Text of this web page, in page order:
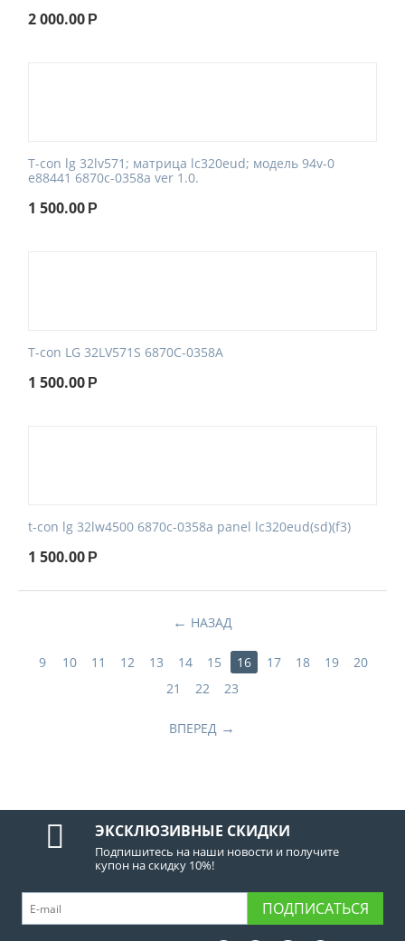
2 000.00 Р
T-con lg 32lv571; матрица lc320eud; модель 94v-0
e88441 6870c-0358a ver 1.0.
1 500.00 Р
T-con LG 32LV571S 6870C-0358A
1 500.00 Р
t-con lg 32lw4500 6870c-0358a panel lc320eud(sd)(f3)
1 500.00 Р
НАЗАД
9 10 11 12 13 14 15 16 17 18 19
20
21
22 23
ВПЕРЕД
ЭКСКЛЮЗИВНЫЕ СКИДКИ
Подпишитесь на наши новости и получите
купон на скидку 10%!
ПОДПИСАТЬСЯ